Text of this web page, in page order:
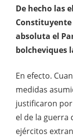
De hecho las
absoluta el
bolcheviques
En efecto.
medidas
justificaron
el de la guerra
ejércitos